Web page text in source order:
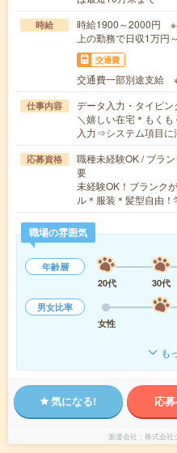
時給
時給1900～2000円
上の勤務で日収1万円～
交通費
交通費一部別途支給
仕事内容
データ入力・タイピン
＼嬉しい在宅＊もく
入力⇒システム項目
応募資格
職種未経験OK / ブラ
要
未経験OK！ブランク
ル＊服装＊髪型自由
職場の雰囲気
年齢層
20代
30代
男女比率
女性
も
気になる! 応
派遣会社 株式会